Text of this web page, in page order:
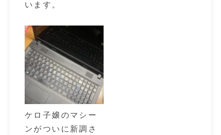
います。
ケロ子嬢のマシー
ンがついに新調さ